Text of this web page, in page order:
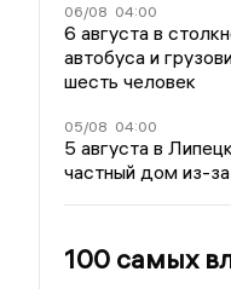
06/08 04:00
6 августа в
автобуса и
шесть человек
05/08 04:00
5 августа в
частный дом из-
100 самых